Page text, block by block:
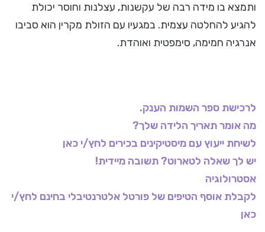
ותמצא בו מידה רבה של עקשנות, עצלנות וחוסר יכולת
להגיע להחלטה עצמית. במגעיו עם הזולת מקרין הוא סביבו
אנרגיה חמימה, סימפטית ואוהדת.
לרכישת ספר השמות הענק.
מה אומר תאריך הלידה שלך?
לשיחת ייעוץ עם מיסטיקינים בכירים לחץ/י כאן
יש לך שאלה לטארוט? תשובה מיידית!
אסטרולוגיה
לקבלת אוסף הטיפים של פורטל אלטרנטיבלי בחינם לחץ/י
כאן